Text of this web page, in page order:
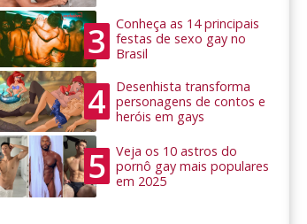
3
Conheça as 14 principais
festas de sexo gay no
Brasil
4
Desenhista transforma
personagens de contos e
heróis em gays
5
Veja os 10 astros do
pornô gay mais populares
em 2025